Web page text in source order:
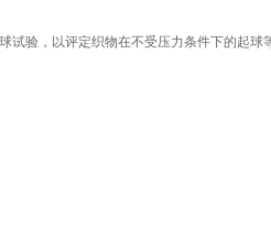
验，以评定织物在不受压力条件下的起球